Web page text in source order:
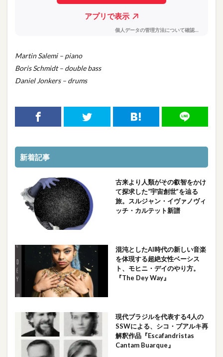
Martin Salemi – piano
Boris Schmidt – double bass
Daniel Jonkers – drums
新着記事
古来より人類がその叡智をかけ
て探求した“宇宙創世”を辿る
旅。スルジャン・イヴァノヴィ
ッチ・カルテット新譜
混沌としたAI時代の新しい音楽
を体現する超絶女性ベーシス
ト、モヒニ・デイのやり方。
『The Dey Way』
現代ブラジルを代表する4人の
SSWによる、シコ・ブアルキ再
解釈作品『Escafandristas
Cantam Buarque』